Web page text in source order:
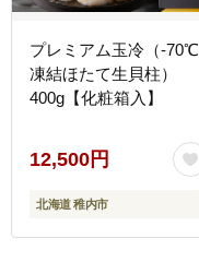
プレミアム玉冷（-70℃
凍結ほたて生貝柱）
400g【化粧箱入】
12,500円
北海道 稚内市